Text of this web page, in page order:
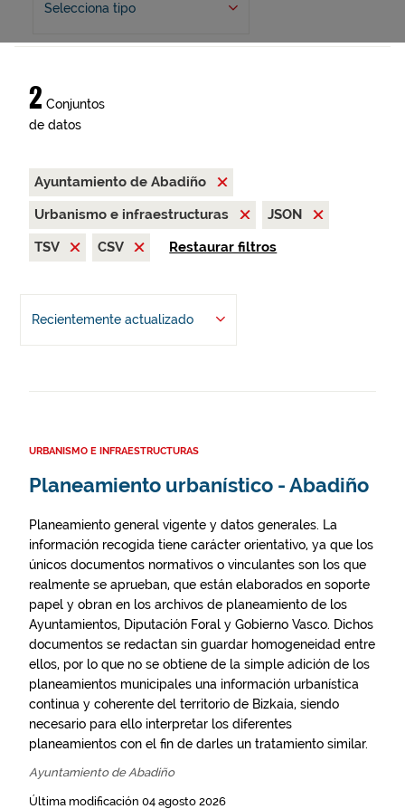
Selecciona tipo
2 Conjuntos
de datos
Ayuntamiento de Abadiño
Urbanismo e infraestructuras
JSON
TSV
CSV Restaurar filtros
Recientemente actualizado
URBANISMO E INFRAESTRUCTURAS
Planeamiento urbanístico - Abadiño
Planeamiento general vigente y datos generales. La
información recogida tiene carácter orientativo, ya que los
únicos documentos normativos o vinculantes son los que
realmente se aprueban, que están elaborados en soporte
papel y obran en los archivos de planeamiento de los
Ayuntamientos, Diputación Foral y Gobierno Vasco. Dichos
documentos se redactan sin guardar homogeneidad entre
ellos, por lo que no se obtiene de la simple adición de los
planeamientos municipales una información urbanística
continua y coherente del territorio de Bizkaia, siendo
necesario para ello interpretar los diferentes
planeamientos con el fin de darles un tratamiento similar.
Ayuntamiento de Abadiño
Última modificación 04 agosto 2026